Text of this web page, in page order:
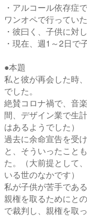
・アルコール依存症
ワンオペで行ってい
・彼曰く、子供に対
・現在、週1～2日で
●本題
私と彼が再会した時
でした。
絶賛コロナ禍で、音
間、デザイン業で生
はあるようでした）
過去に余命宣告を受
と、そういったこと
た。（大前提として
いる世のなかです）
私が子供が苦手であ
親権を取るためにと
で裁判し、親権を取